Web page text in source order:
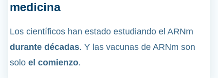
medicina
Los científicos han estado estudiando el ARNm
durante décadas. Y las vacunas de ARNm son
solo el comienzo.